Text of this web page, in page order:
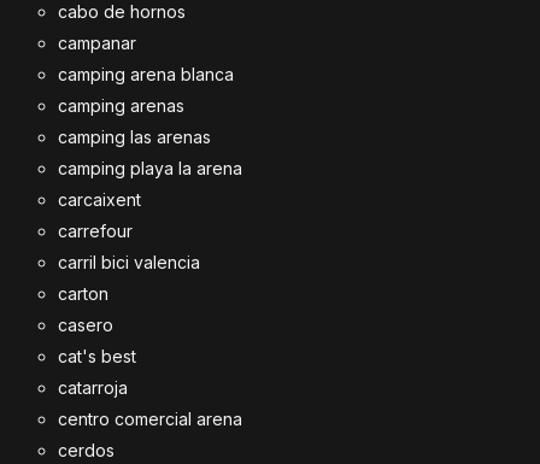
cabo de hornos
campanar
camping arena blanca
camping arenas
camping las arenas
camping playa la arena
carcaixent
carrefour
carril bici valencia
carton
casero
cat's best
catarroja
centro comercial arena
cerdos